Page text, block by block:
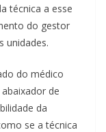
técnica a esse
do gestor
unidades.
do médico
de
da
se a técnica